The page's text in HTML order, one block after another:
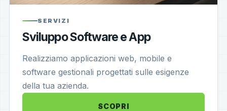
SERVIZI
Sviluppo Software e App
Realizziamo applicazioni web, mobile e
software gestionali progettati sulle esigenze
della tua azienda.
SCOPRI